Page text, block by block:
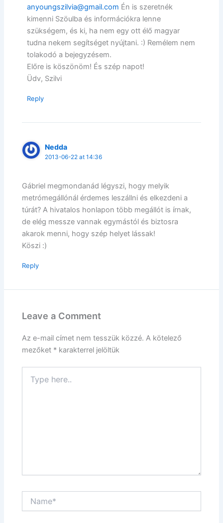
anyoungszilvia@gmail.com Én is szeretnék
kimenni Szöulba és információkra lenne
szükségem, és ki, ha nem egy ott élő magyar
tudna nekem segítséget nyújtani. :) Remélem nem
tolakodó a bejegyzésem.
Előre is köszönöm! És szép napot!
Üdv, Szilvi
Reply
Nedda
2013-06-22 at 14:36
Gábriel megmondanád légyszi, hogy melyik
metrómegállónál érdemes leszállni és elkezdeni a
túrát? A hivatalos honlapon több megállót is írnak,
de elég messze vannak egymástól és biztosra
akarok menni, hogy szép helyet lássak!
Köszi :)
Reply
Leave a Comment
Az e-mail címet nem tesszük közzé. A kötelező
mezőket * karakterrel jelöltük
here..